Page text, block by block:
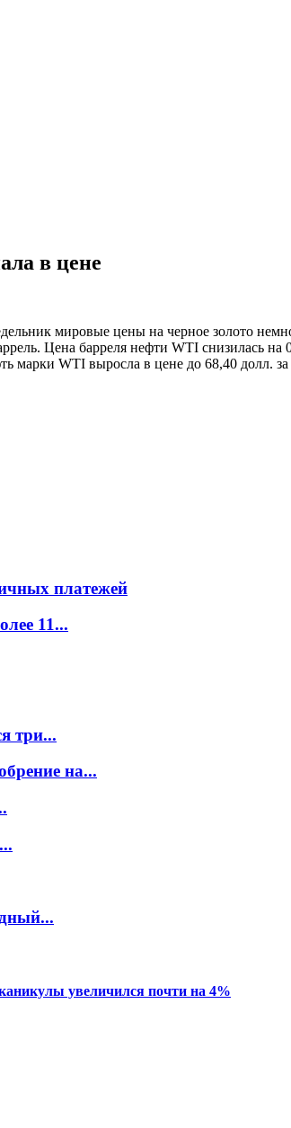
в цене
мировые цены на черное золото
Цена барреля нефти WTI снизилась на
марки WTI выросла в цене до 68,40 долл.
платежей
11...
три...
на...
увеличился почти на 4%